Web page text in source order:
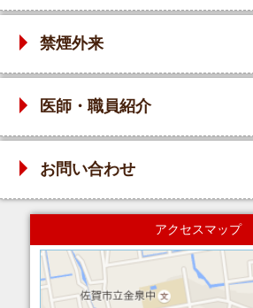
禁煙外来
医師・職員紹介
お問い合わせ
アクセスマップ